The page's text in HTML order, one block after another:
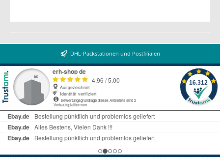
DHL-Packstationen und Postfilialen